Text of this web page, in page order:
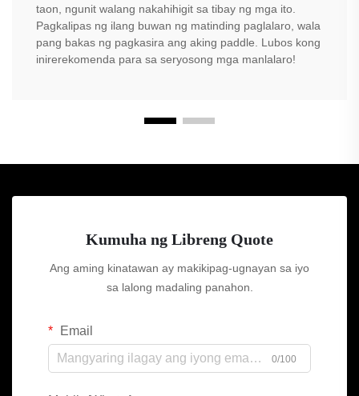
taon, ngunit walang nakahihigit sa tibay ng mga ito.
Pagkalipas ng ilang buwan ng matinding paglalaro, wala
pang bakas ng pagkasira ang aking paddle. Lubos kong
inirerekomenda para sa seryosong mga manlalaro!
Kumuha ng Libreng Quote
Ang aming kinatawan ay makikipag-ugnayan sa iyo
sa lalong madaling panahon.
Email
0/100